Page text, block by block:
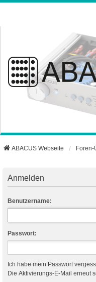
ABACUS Webseite Foren-
Anmelden
Benutzername:
Passwort:
Ich habe mein Passwort
Die Aktivierungs-E-Mail erneut